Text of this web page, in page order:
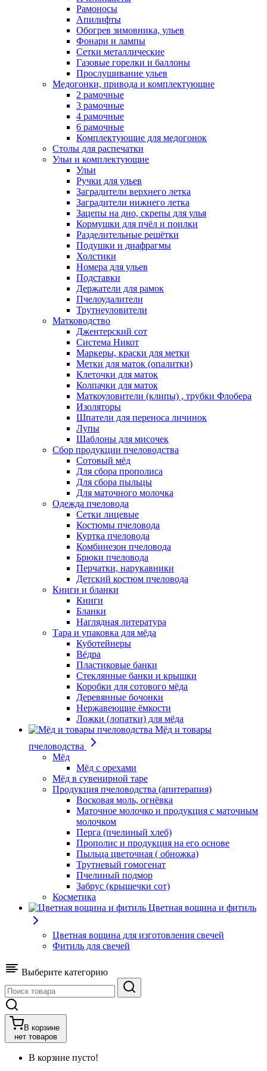
Рамоносы
Апилифты
Обогрев зимовника, ульев
Фонари и лампы
Сетки металлические
Газовые горелки и баллоны
Прослушивание ульев
Медогонки, привода и комплектующие
2 рамочные
3 рамочные
4 рамочные
6 рамочные
Комплектующие для медогонок
Столы для распечатки
Ульи и комплектующие
Ульи
Ручки для ульев
Заградители верхнего летка
Заградители нижнего летка
Зацепы на дно, скрепы для улья
Кормушки для пчёл и поилки
Разделительные решётки
Подушки и диафрагмы
Холстики
Номера для ульев
Подставки
Держатели для рамок
Пчелоудалители
Трутнеуловители
Матководство
Джентерский сот
Система Никот
Маркеры, краски для метки
Метки для маток (опалитки)
Клеточки для маток
Колпачки для маток
Маткоуловители (клипы) , трубки Флобера
Изоляторы
Шпатели для переноса личинок
Лупы
Шаблоны для мисочек
Сбор продукции пчеловодства
Сотовый мёд
Для сбора прополиса
Для сбора пыльцы
Для маточного молочка
Одежда пчеловода
Сетки лицевые
Костюмы пчеловода
Куртка пчеловода
Комбинезон пчеловода
Брюки пчеловода
Перчатки, нарукавники
Детский костюм пчеловода
Книги и бланки
Книги
Бланки
Наглядная литература
Тара и упаковка для мёда
Куботейнеры
Вёдра
Пластиковые банки
Стеклянные банки и крышки
Коробки для сотового мёда
Деревянные бочонки
Нержавеющие ёмкости
Ложки (лопатки) для мёда
Мёд и товары
пчеловодства
Мёд
Мёд с орехами
Мёд в сувенирной таре
Продукция пчеловодства (апитерапия)
Восковая моль, огнёвка
Маточное молочко и продукция с маточным
молочком
Перга (пчелиный хлеб)
Прополис и продукция на его основе
Пыльца цветочная ( обножка)
Трутневый гомогенат
Пчелиный подмор
Забрус (крышечки сот)
Косметика
Цветная вощина и фитиль
Цветная вощина для изготовления свечей
Фитиль для свечей
Выберите категорию
В корзине
нет товаров
В корзине пусто!